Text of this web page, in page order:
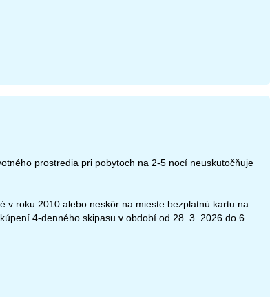
prostredia pri pobytoch na 2-5 nocí neuskutočňuje
v roku 2010 alebo neskôr na mieste bezplatnú kartu na
4-denného skipasu v období od 28. 3. 2026 do 6.